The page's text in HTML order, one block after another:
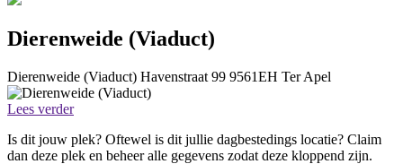
Dierenweide (Viaduct)
Dierenweide (Viaduct) Havenstraat 99 9561EH Ter Apel
Lees verder
Is dit jouw plek? Oftewel is dit jullie dagbestedings locatie? Claim
dan deze plek en beheer alle gegevens zodat deze kloppend zijn.